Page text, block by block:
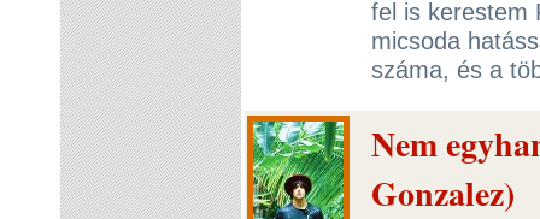
fel is kerestem
micsoda
száma, és a
Nem
Gonzalez)